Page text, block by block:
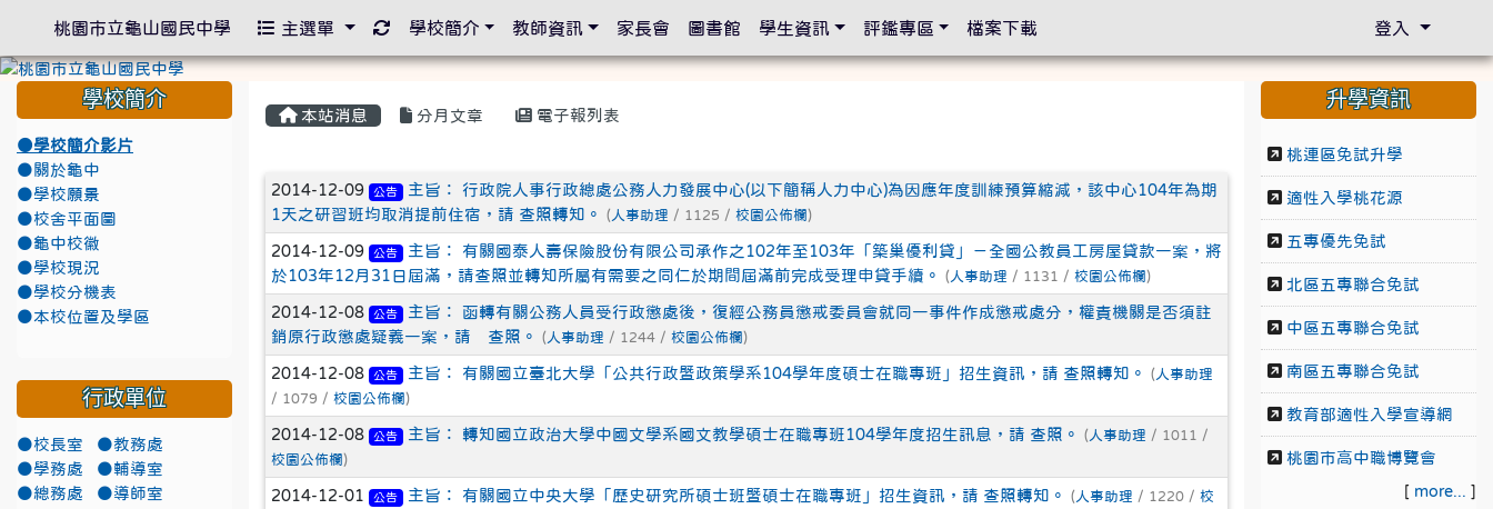
本站消息 分月文章 電子報列表
文章列表
2014-12-09 公告
主旨： 行政院人事行政總處公務人力發展中心(以下簡稱人力中心)為因應年度訓練預算縮減，該中心104年為期
1天之研習班均取消提前住宿，請 查照轉知。 ( 人事助理 / 1125 / 校園公佈欄 )
2014-12-09 公告
主旨： 有關國泰人壽保險股份有限公司承作之102年至103年「築巢優利貸」－全國公教員工房屋貸款一案，將
於103年12月31日屆滿，請查照並轉知所屬有需要之同仁於期間屆滿前完成受理申貸手續。 ( 人事助理 / 1131 / 校園公佈欄 )
2014-12-08 公告
主旨： 函轉有關公務人員受行政懲處後，復經公務員懲戒委員會就同一事件作成懲戒處分，權責機關是否須註
銷原行政懲處疑義一案，請 查照。 ( 人事助理 / 1244 / 校園公佈欄 )
2014-12-08 公告 主旨： 有關國立臺北大學「公共行政暨政策學系104學年度碩士在職專班」招生資訊，請 查照轉知。 ( 人事助理
/ 1079 / 校園公佈欄 )
2014-12-08 公告 主旨： 轉知國立政治大學中國文學系國文教學碩士在職專班104學年度招生訊息，請 查照。 ( 人事助理 / 1011 /
校園公佈欄 )
2014-12-01 公告 主旨： 有關國立中央大學「歷史研究所碩士班暨碩士在職專班」招生資訊，請 查照轉知。 ( 人事助理 / 1220 / 校
學校簡介
●學校簡介影片
●關於龜中
●學校願景
●校舍平面圖
●龜中校徽
●學校現況
●學校分機表
●本校位置及學區
行政單位
●校長室
●教務處
●學務處
●輔導室
●總務處
●導師室
升學資訊
桃連區免試升學
適性入學桃花源
五專優先免試
北區五專聯合免試
中區五專聯合免試
南區五專聯合免試
教育部適性入學宣導網
桃園市高中職博覽會
[ more... ]
桃園市立龜山國民中學 主選單 重新取得佈景設定
學校簡介 教師資訊 家長會 圖書館 學生資訊 評鑑專區 檔案下載 登入